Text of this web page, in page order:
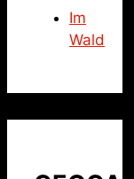
Im
Wald